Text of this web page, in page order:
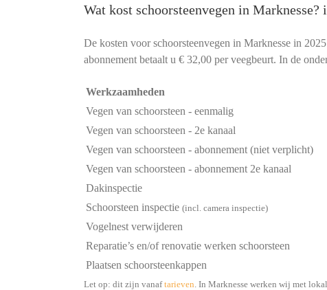
Wat kost schoorsteenvegen in Marknesse?
De kosten voor schoorsteenvegen in Marknesse in
abonnement betaalt u € 32,00 per veegbeurt. In de
Werkzaamheden
Vegen van schoorsteen - eenmalig
Vegen van schoorsteen - 2e kanaal
Vegen van schoorsteen - abonnement (niet verplicht)
Vegen van schoorsteen - abonnement 2e kanaal
Dakinspectie
Schoorsteen inspectie (incl. camera inspectie)
Vogelnest verwijderen
Reparatie’s en/of renovatie werken schoorsteen
Plaatsen schoorsteenkappen
Let op: dit zijn vanaftarieven . In Marknesse werken wij met